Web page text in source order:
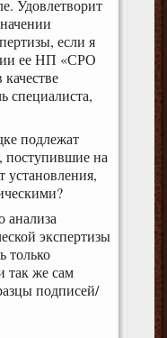
Удовлетворит
если я
ее НП «СРО
специалиста,
подлежат
на
установления,
анализа
экспертизы
только
так же сам
подписей/